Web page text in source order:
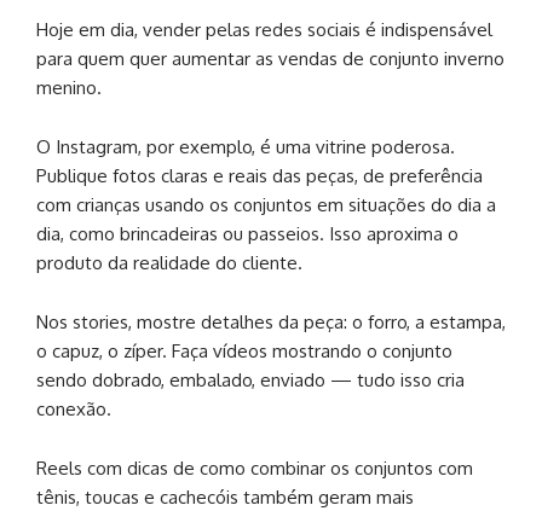
Hoje em dia, vender pelas redes sociais é indispensável
para quem quer aumentar as vendas de conjunto inverno
menino.
O Instagram, por exemplo, é uma vitrine poderosa.
Publique fotos claras e reais das peças, de preferência
com crianças usando os conjuntos em situações do dia a
dia, como brincadeiras ou passeios. Isso aproxima o
produto da realidade do cliente.
Nos stories, mostre detalhes da peça: o forro, a estampa,
o capuz, o zíper. Faça vídeos mostrando o conjunto
sendo dobrado, embalado, enviado — tudo isso cria
conexão.
Reels com dicas de como combinar os conjuntos com
tênis, toucas e cachecóis também geram mais